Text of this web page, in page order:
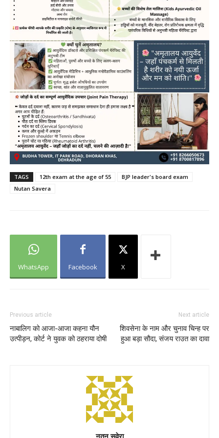
TAGS 12th exam at the age of 55
BJP leader's board exam
Nutan Savera
WhatsApp Facebook X
Previous article
नाबालिग को आजा-आजा कहना यौन
उत्पीड़न, कोर्ट ने युवक को ठहराया दोषी
Next article
शिवसेना के नाम और चुनाव चिन्ह पर
हुआ बड़ा सौदा, संजय राउत का दावा